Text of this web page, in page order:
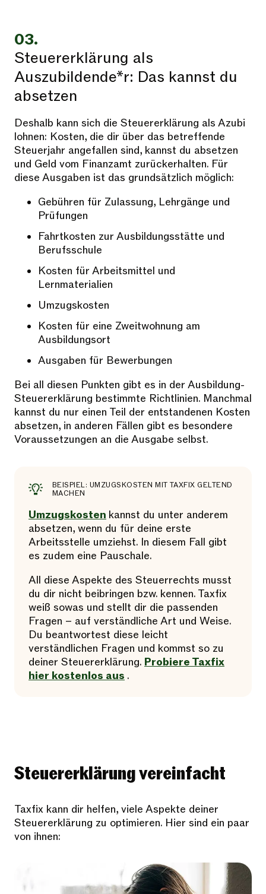
03.
Steuererklärung als
Auszubildende*r: Das kannst du
absetzen
Deshalb kann sich die Steuererklärung als Azubi
lohnen: Kosten, die dir über das betreffende
Steuerjahr angefallen sind, kannst du absetzen
und Geld vom Finanzamt zurückerhalten. Für
diese Ausgaben ist das grundsätzlich möglich:
Gebühren für Zulassung, Lehrgänge und
Prüfungen
Fahrtkosten zur Ausbildungsstätte und
Berufsschule
Kosten für Arbeitsmittel und
Lernmaterialien
Umzugskosten
Kosten für eine Zweitwohnung am
Ausbildungsort
Ausgaben für Bewerbungen
Bei all diesen Punkten gibt es in der Ausbildung-
Steuererklärung bestimmte Richtlinien. Manchmal
kannst du nur einen Teil der entstandenen Kosten
absetzen, in anderen Fällen gibt es besondere
Voraussetzungen an die Ausgabe selbst.
BEISPIEL: UMZUGSKOSTEN MIT TAXFIX GELTEND
MACHEN
Umzugskosten kannst du unter anderem
absetzen, wenn du für deine erste
Arbeitsstelle umziehst. In diesem Fall gibt
es zudem eine Pauschale.
All diese Aspekte des Steuerrechts musst
du dir nicht beibringen bzw. kennen. Taxfix
weiß sowas und stellt dir die passenden
Fragen – auf verständliche Art und Weise.
Du beantwortest diese leicht
verständlichen Fragen und kommst so zu
deiner Steuererklärung. Probiere Taxfix
hier kostenlos aus .
Steuererklärung vereinfacht
Taxfix kann dir helfen, viele Aspekte deiner
Steuererklärung zu optimieren. Hier sind ein paar
von ihnen: